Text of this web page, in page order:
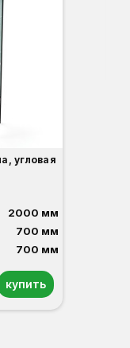
угловая
2000 мм
700 мм
700 мм
купить